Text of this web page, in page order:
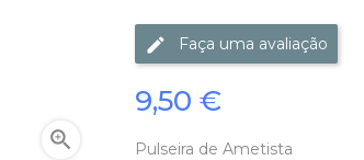

Faça uma avaliação
9,50 €
Pulseira de Ametista